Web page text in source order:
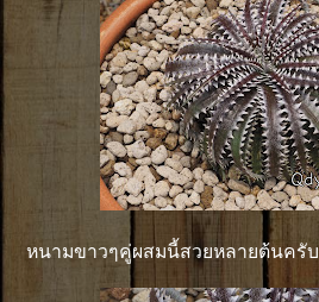
หนามขาวๆคู่ผสมนี้สวยหลายต้นครับ